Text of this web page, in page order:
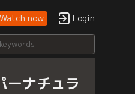
Watch now Login
ーナチュラ